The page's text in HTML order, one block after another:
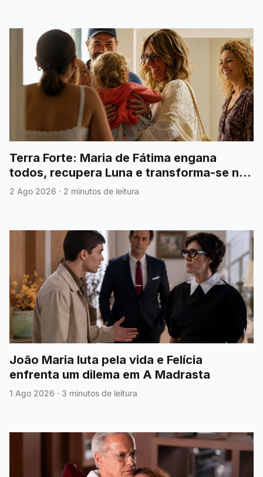
Terra Forte: Maria de Fátima engana
todos, recupera Luna e transforma-se na
grande heroína
2 Ago 2026 · 2 minutos de leitura
João Maria luta pela vida e Felícia
enfrenta um dilema em A Madrasta
1 Ago 2026 · 3 minutos de leitura